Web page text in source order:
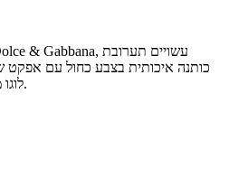
כותנה איכותית בצבע כחול עם אפקט
לוגו מתכתית מאחור. נסגרים ברוכסן.